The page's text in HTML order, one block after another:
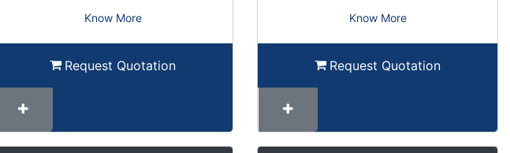
Know More
Request Quotation
Know More
Request Quotation